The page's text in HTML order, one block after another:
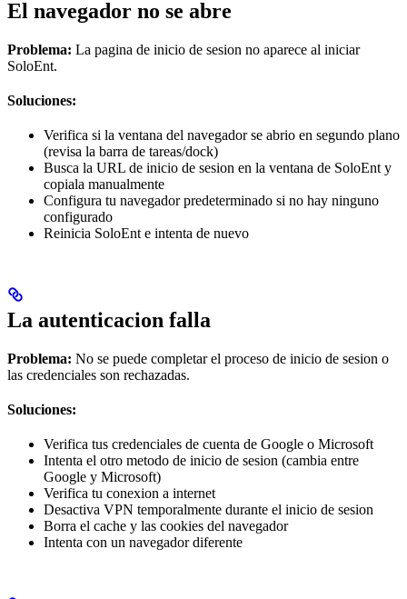
El navegador no se abre
Problema: La pagina de inicio de sesion no aparece al iniciar
SoloEnt.
Soluciones:
Verifica si la ventana del navegador se abrio en segundo plano
(revisa la barra de tareas/dock)
Busca la URL de inicio de sesion en la ventana de SoloEnt y
copiala manualmente
Configura tu navegador predeterminado si no hay ninguno
configurado
Reinicia SoloEnt e intenta de nuevo
La autenticacion falla
Problema: No se puede completar el proceso de inicio de sesion o
las credenciales son rechazadas.
Soluciones:
Verifica tus credenciales de cuenta de Google o Microsoft
Intenta el otro metodo de inicio de sesion (cambia entre
Google y Microsoft)
Verifica tu conexion a internet
Desactiva VPN temporalmente durante el inicio de sesion
Borra el cache y las cookies del navegador
Intenta con un navegador diferente